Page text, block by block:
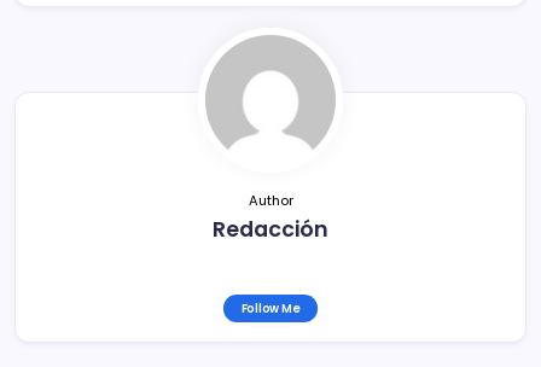
ar
tir
Author
Redacción
Follow Me